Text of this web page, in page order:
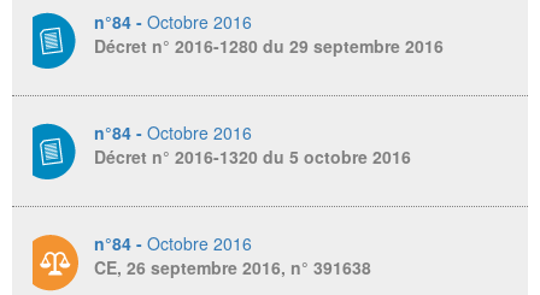
n°84 - Octobre 2016
Décret n° 2016-1280 du 29 septembre 2016
n°84 - Octobre 2016
Décret n° 2016-1320 du 5 octobre 2016
n°84 - Octobre 2016
CE, 26 septembre 2016, n° 391638